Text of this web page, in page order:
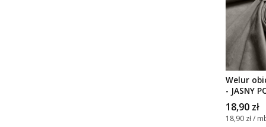
Welur
- JASNY
Cena
18,90 zł
Cena
18,90 zł /